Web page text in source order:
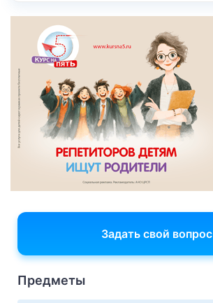
Задать свой вопрос
Предметы